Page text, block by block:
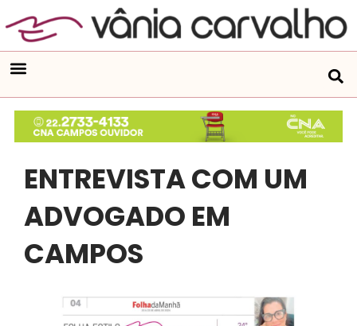
ENTREVISTA COM UM
ADVOGADO EM
CAMPOS